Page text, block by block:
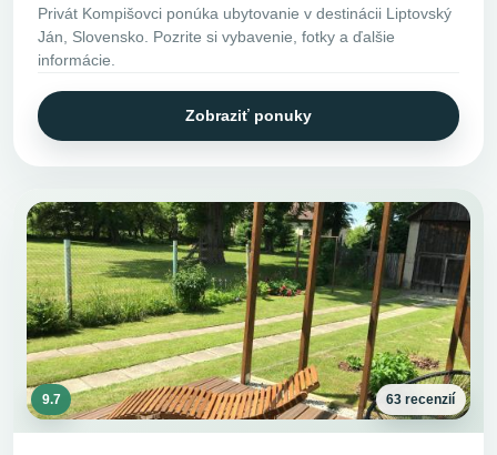
Privát Kompišovci ponúka ubytovanie v destinácii Liptovský
Ján, Slovensko. Pozrite si vybavenie, fotky a ďalšie
informácie.
Zobraziť ponuky
9.7 63 recenzií